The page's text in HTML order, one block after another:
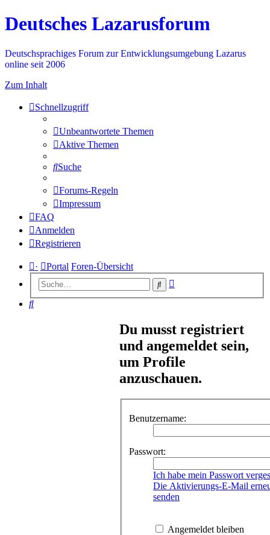
Deutsches Lazarusforum
Deutschsprachiges Forum zur Entwicklungsumgebung Lazarus
online seit 2006
Zum Inhalt
Schnellzugriff
Unbeantwortete Themen
Aktive Themen
Suche
Forums-Regeln
Impressum
FAQ
Anmelden
Registrieren
· Portal Foren-Übersicht
Suche
Suche
Du musst registriert
und angemeldet sein,
um Profile
anzuschauen.
Benutzername:
Passwort:
Ich habe mein Passwort
Die Aktivierungs-E-Mail
senden
Angemeldet bleiben